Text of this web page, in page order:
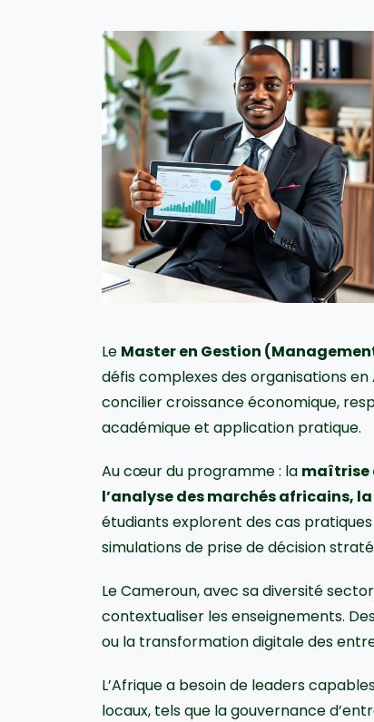
Le Master en Gestion
défis complexes des organisations
concilier croissance économique,
académique et application pratique.
Au cœur du programme : la maîtrise
l’analyse des marchés africains,
étudiants explorent des cas
simulations de prise de décision
Le Cameroun, avec sa diversité
contextualiser les enseignements.
ou la transformation digitale des
L’Afrique a besoin de leaders
locaux, tels que la gouvernance